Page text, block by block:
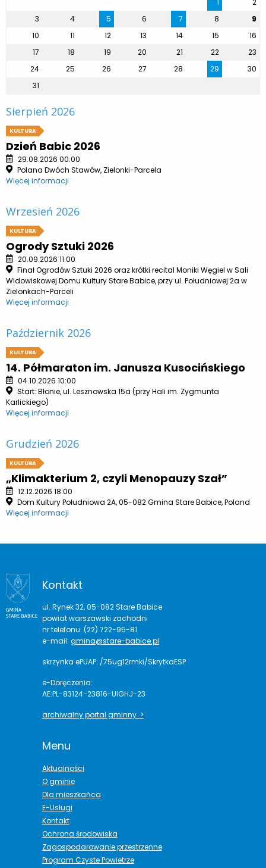
3
4 5 6 7 8
9
10
11 12 13 14 15
16
17
18 19 20 21 22
23
24
25 26 27 28 29
30
31
Sierpień 2026
KULTURA
Dzień Babic 2026
29.08.2026 00:00
Polana Dwóch Stawów, Zielonki-Parcela
Więcej informacji
Wrzesień 2026
KULTURA
Ogrody Sztuki 2026
20.09.2026 11:00
Finał Ogrodów Sztuki 2026 oraz krótki recital Moniki Węgiel w Sali
Widowiskowej Domu Kultury Stare Babice, przy ul. Południowej 2a w
Zielonkach-Parceli
Więcej informacji
Październik 2026
KULTURA
14. Półmaraton im. Janusza Kusocińskiego
04.10.2026 10:00
Start: Błonie, ul. Lesznowska 15a (przy Hali im. Zygmunta
Karlickiego)
Więcej informacji
Grudzień 2026
KULTURA
„Klimakterium 2, czyli Menopauzy Szał”
12.12.2026 18:00
Dom Kultury Południowa 2A, 05-082 Gmina Stare Babice, Poland
Więcej informacji
Kontakt
ul. Rynek 32, 05-082 Stare Babice
powiat warszawski zachodni
nr telefonu: (22) 722-95-81
e-mail: gmina@stare-babice.pl
skrzynka ePUAP: /75ug12rmki/SkrytkaESP
e-Doręczenia:
AE:PL-83124-23816-UIGHJ-23
archiwalny portal gminny >
Menu
Aktualności
O gminie
Dla mieszkańca
E-Usługi
Kontakt
Ochrona środowiska
Zagospodarowanie przestrzenne
Program Czyste Powietrze